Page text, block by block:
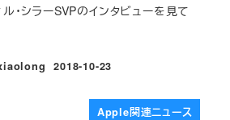
ル・シラーSVPのインタビューを見て
投稿日
2018-10-23
Apple関連ニュース